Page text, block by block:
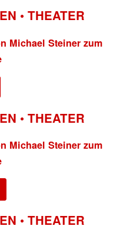
• THEATER
Michael Steiner zum
• THEATER
Michael Steiner zum
• THEATER